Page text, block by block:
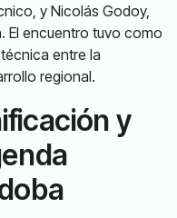
y Nicolás Godoy,
El encuentro tuvo como
entre la
regional.
y